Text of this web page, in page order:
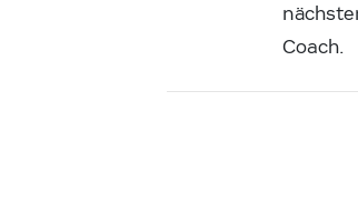
Coach.